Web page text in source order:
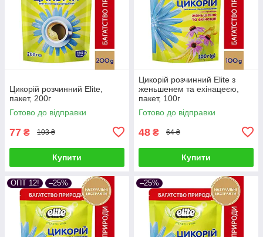
Цикорій розчинний Elite,
пакет, 200г
Готово до відправки
77 ₴ 103 ₴
Купити
Цикорій розчинний Elite з
женьшенем та ехінацеєю,
пакет, 100г
Готово до відправки
48 ₴ 64 ₴
Купити
ОПТ 12! –25% –25%